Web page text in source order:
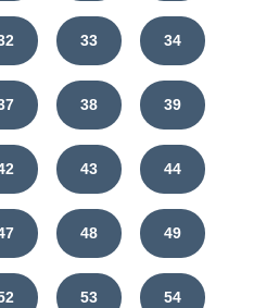
33 34
38 39
43 44
48 49
53 54